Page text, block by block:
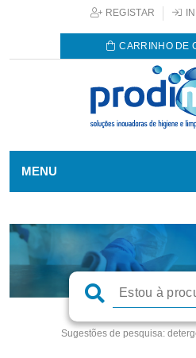
REGISTAR
CARRINHO DE
MENU
Sugestões de pesquisa: